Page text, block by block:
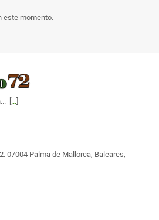
este momento.
[ ...
07004 Palma de Mallorca, Baleares,